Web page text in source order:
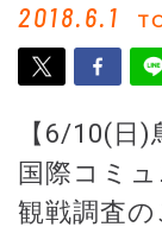
2018.6.1
【6/10(日
国際コミ
観戦調査